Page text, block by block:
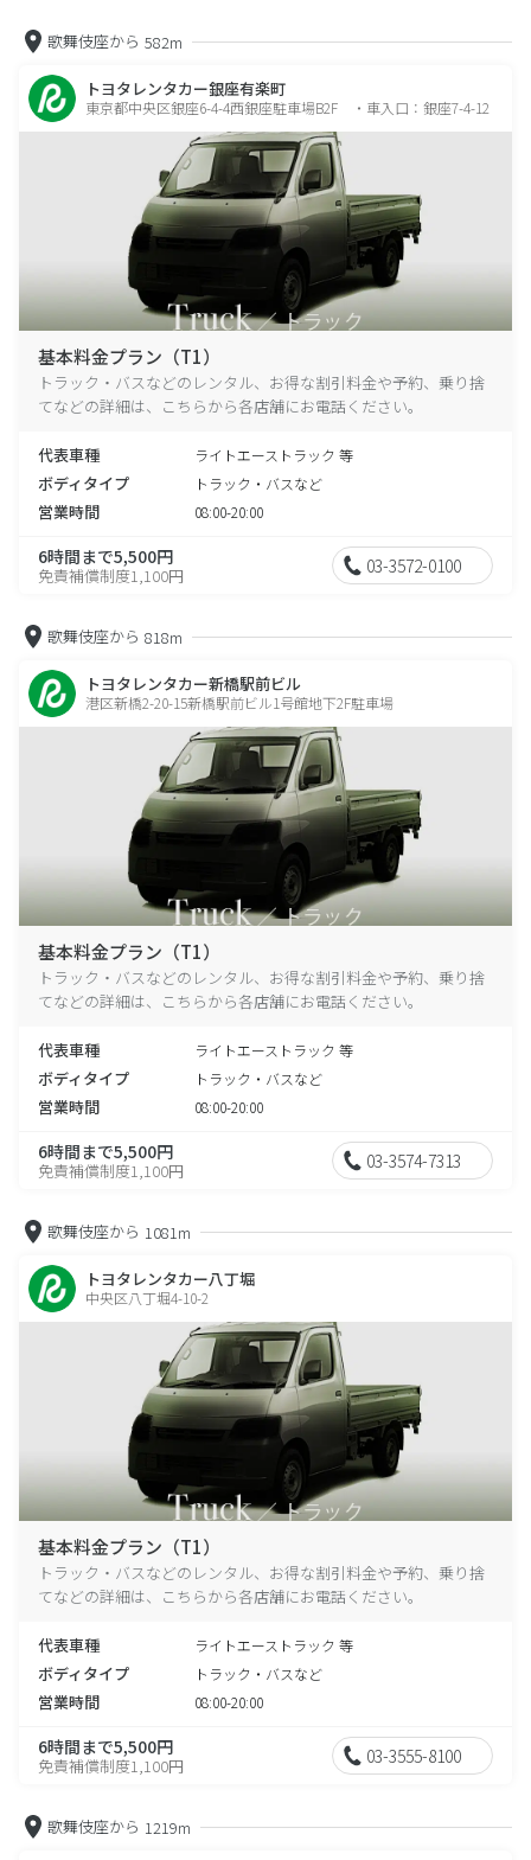
歌舞伎座から 582m
トヨタレンタカー銀座有楽町
東京都中央区銀座6-4-4西銀座駐車場B2F ・車入口：銀座7-4-12
基本料金プラン（T1）
トラック・バスなどのレンタル、お得な割引料金や予約、乗り捨
てなどの詳細は、こちらから各店舗にお電話ください。
代表車種 ライトエーストラック 等
ボディタイプ トラック・バスなど
営業時間 08:00-20:00
6時間まで5,500円
免責補償制度1,100円 03-3572-0100
歌舞伎座から 818m
トヨタレンタカー新橋駅前ビル
港区新橋2-20-15新橋駅前ビル1号館地下2F駐車場
基本料金プラン（T1）
トラック・バスなどのレンタル、お得な割引料金や予約、乗り捨
てなどの詳細は、こちらから各店舗にお電話ください。
代表車種 ライトエーストラック 等
ボディタイプ トラック・バスなど
営業時間 08:00-20:00
6時間まで5,500円
免責補償制度1,100円 03-3574-7313
歌舞伎座から 1081m
トヨタレンタカー八丁堀
中央区八丁堀4-10-2
基本料金プラン（T1）
トラック・バスなどのレンタル、お得な割引料金や予約、乗り捨
てなどの詳細は、こちらから各店舗にお電話ください。
代表車種 ライトエーストラック 等
ボディタイプ トラック・バスなど
営業時間 08:00-20:00
6時間まで5,500円
免責補償制度1,100円 03-3555-8100
歌舞伎座から 1219m